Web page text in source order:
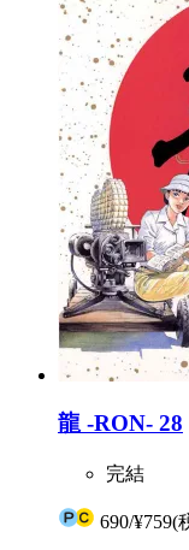
龍 -RON- 28
完結
690/¥759(